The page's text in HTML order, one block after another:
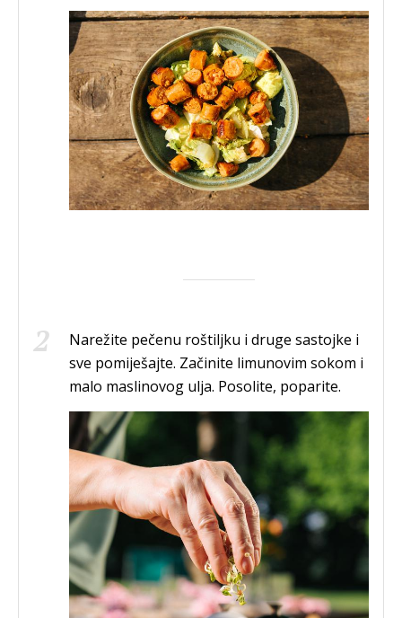
Narežite pečenu roštiljku i druge sastojke i
sve pomiješajte. Začinite limunovim sokom i
malo maslinovog ulja. Posolite, poparite.